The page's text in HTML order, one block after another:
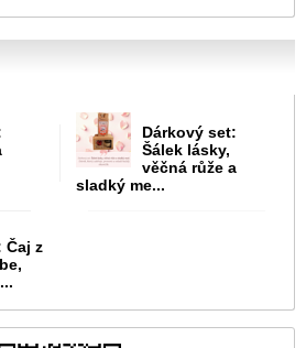
Dárkový set:
Šálek lásky,
věčná růže a
sladký me...
Čaj z